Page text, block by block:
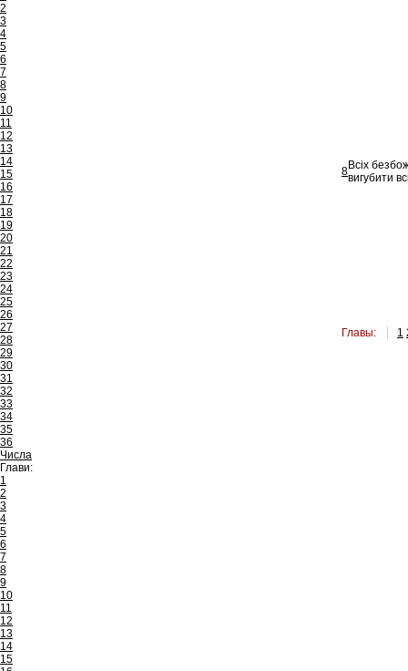
2
3
4
5
6
7
8
9
10
11
12
13
14
15
16
17
18
19
20
21
22
23
24
25
26
27
28
29
30
31
32
33
34
35
36
Числа
Глави:
1
2
3
4
5
6
7
8
9
10
11
12
13
14
15
8Всіх
вигубити
Главы: 1